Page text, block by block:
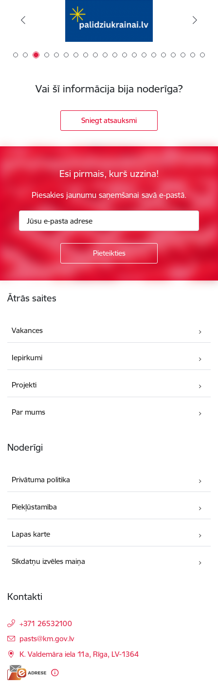
Vai šī informācija bija noderīga?
Sniegt atsauksmi
Esi pirmais, kurš uzzina!
Piesakies jaunumu saņemšanai savā e-pastā.
Ātrās saites
Vakances
Iepirkumi
Projekti
Par mums
Noderīgi
Privātuma politika
Piekļūstamība
Lapas karte
Sīkdatņu izvēles maiņa
Kontakti
+371 26532100
E-pasts:
pasts@km.gov.lv
K. Valdemāra iela 11a, Rīga, LV-1364